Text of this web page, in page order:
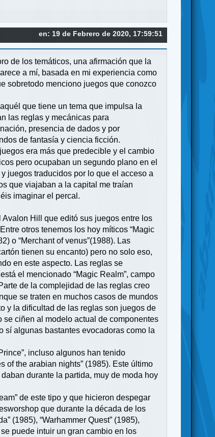
en: 19 de Febrero de 2020, 17:59:51
de los temáticos, una afirmación que la
a mí, basada en mi experiencia como
sobretodo menciono juegos que conozco
que tiene un tema que impulsa la
las reglas y mecánicas para
presencia de dados y por
de fantasía y ciencia ficción.
era más que predecible y el cambio
pero ocupaban un segundo plano en el
juegos traducidos por lo que el acceso a
que viajaban a la capital me traían
imaginar el percal.
Hill que editó sus juegos entre los
otros tenemos los hoy míticos “Magic
o “Merchant of venus”(1988). Las
tienen su encanto) pero no solo eso,
en este aspecto. Las reglas se
el mencionado “Magic Realm”, campo
de la complejidad de las reglas creo
se traten en muchos casos de mundos
y la dificultad de las reglas son juegos de
se ciñen al modelo actual de componentes
sí algunas bastantes evocadoras como la
incluso algunos han tenido
of the arabian nights” (1985). Este último
durante la partida, muy de moda hoy
de este tipo y que hicieron despegar
que durante la década de los
(1985), “Warhammer Quest” (1985),
puede intuir un gran cambio en los